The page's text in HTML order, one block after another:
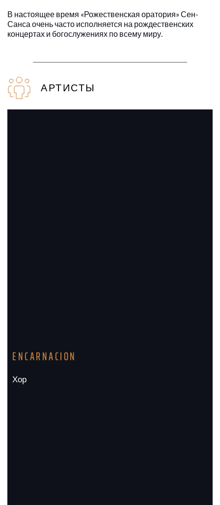
В настоящее время «Рожественская оратория» Сен-
Санса очень часто исполняется на рождественских
концертах и богослужениях по всему миру.
АРТИСТЫ
ENCARNACION
Хор